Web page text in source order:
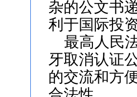
杂的公文书
利于国际投
最高人民
牙取消认证
的交流和方